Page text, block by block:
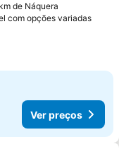
de Náquera
com opções variadas
Ver preços